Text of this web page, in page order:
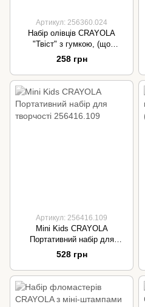
Артикул: 256360.024
Набір олівців CRAYOLA
"Твіст" з гумкою, (що
викручуються та перуться),
12 шт
258 грн
Артикул: 256416.109
Mini Kids CRAYOLA
Портативний набір для
творчості 256416.109
528 грн